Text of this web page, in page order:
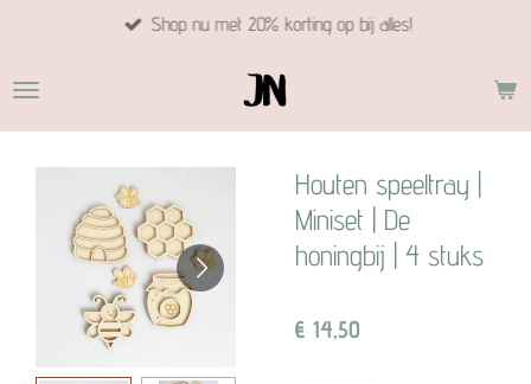
naar
hoofdinhoud
Shop nu met 20% korting op bij alles!
Houten speeltray |
Miniset | De
honingbij | 4 stuks
€ 14,50